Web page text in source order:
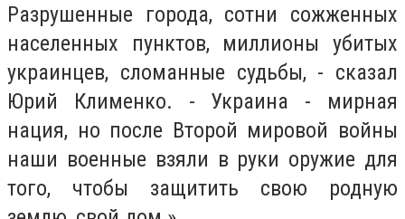
Разрушенные города, сотни сожженных
населенных пунктов, миллионы убитых
украинцев, сломанные судьбы, - сказал
Юрий Клименко. - Украина - мирная
нация, но после Второй мировой войны
наши военные взяли в руки оружие для
того, чтобы защитить свою родную